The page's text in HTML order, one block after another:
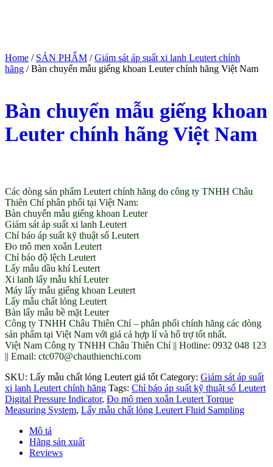
Home / SẢN PHẨM /Giám sát áp suất xi lanh Leutert chính
hãng / Bàn chuyển mẫu giếng khoan Leuter chính hãng Việt Nam
Bàn chuyển mẫu giếng khoan
Leuter chính hãng Việt Nam
Các dòng sản phẩm Leutert chính hãng do công ty TNHH Châu
Thiên Chí phân phối tại Việt Nam:
Bàn chuyển mẫu giếng khoan Leuter
Giám sát áp suất xi lanh Leutert
Chỉ báo áp suất kỹ thuật số Leutert
Đo mô men xoắn Leutert
Chỉ báo độ lệch Leutert
Lấy mẫu dầu khí Leutert
Xi lanh lấy mẫu khí Leuter
Máy lấy mẫu giếng khoan Leutert
Lấy mẫu chất lỏng Leutert
Bàn lấy mẫu bề mặt Leuter
Công ty TNHH Châu Thiên Chí – phân phối chính hãng các dòng
sản phẩm tại Việt Nam với giá cả hợp lí và hổ trợ tốt nhất.
Việt Nam Công ty TNHH Châu Thiên Chí || Hotline: 0932 048 123
|| Email: ctc070@chauthienchi.com
SKU: Lấy mẫu chất lỏng Leutert giá tốt Category: Giám sát áp suất
xi lanh Leutert chính hãng Tags: Chỉ báo áp suất kỹ thuật số Leutert
Digital Pressure Indicator, Đo mô men xoắn Leutert Torque
Measuring System, Lấy mẫu chất lỏng Leutert Fluid Sampling
Mô tả
Hãng sản xuất
Reviews